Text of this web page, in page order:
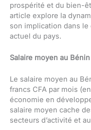
prospérité et du bien-
article explore la
son implication dans
actuel du pays.
Salaire moyen au
Le salaire moyen au
francs CFA par mois
économie en
salaire moyen cache
secteurs d’activité et